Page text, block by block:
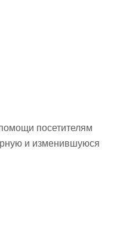
посетителям
и изменившуюся